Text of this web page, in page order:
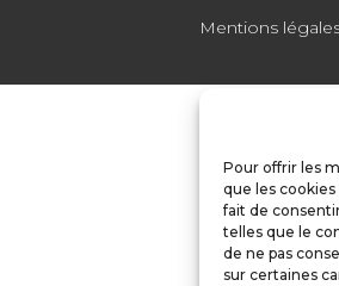
Pour offrir les
que les
fait de
telles que le
de ne pas
sur certaines
Mentions